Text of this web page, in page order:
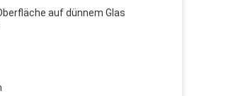
auf dünnem Glas